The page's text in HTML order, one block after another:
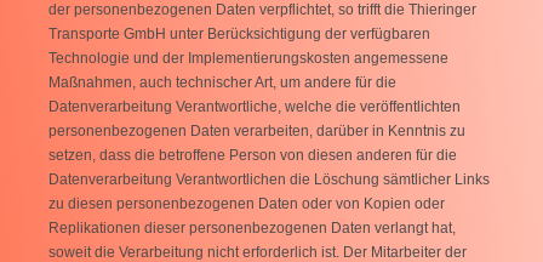
der personenbezogenen Daten verpflichtet, so trifft die Thieringer
Transporte GmbH unter Berücksichtigung der verfügbaren
Technologie und der Implementierungskosten angemessene
Maßnahmen, auch technischer Art, um andere für die
Datenverarbeitung Verantwortliche, welche die veröffentlichten
personenbezogenen Daten verarbeiten, darüber in Kenntnis zu
setzen, dass die betroffene Person von diesen anderen für die
Datenverarbeitung Verantwortlichen die Löschung sämtlicher Links
zu diesen personenbezogenen Daten oder von Kopien oder
Replikationen dieser personenbezogenen Daten verlangt hat,
soweit die Verarbeitung nicht erforderlich ist. Der Mitarbeiter der